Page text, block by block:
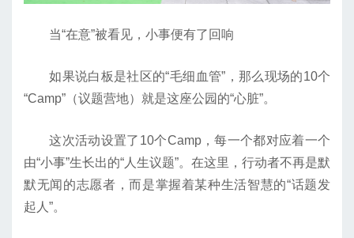
当“在意”被看见，小事便有了回响
如果说白板是社区的“毛细血管”，那么现场的10个
“Camp”（议题营地）就是这座公园的“心脏”。
这次活动设置了10个Camp，每一个都对应着一个
由“小事”生长出的“人生议题”。在这里，行动者不再是默
默无闻的志愿者，而是掌握着某种生活智慧的“话题发
起人”。